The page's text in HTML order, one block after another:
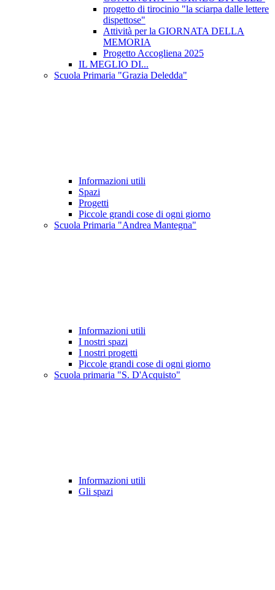
progetto di tirocinio "la sciarpa dalle lettere
dispettose"
Attività per la GIORNATA DELLA
MEMORIA
Progetto Accogliena 2025
IL MEGLIO DI...
Scuola Primaria "Grazia Deledda"
Informazioni utili
Spazi
Progetti
Piccole grandi cose di ogni giorno
Scuola Primaria "Andrea Mantegna"
Informazioni utili
I nostri spazi
I nostri progetti
Piccole grandi cose di ogni giorno
Scuola primaria "S. D'Acquisto"
Informazioni utili
Gli spazi